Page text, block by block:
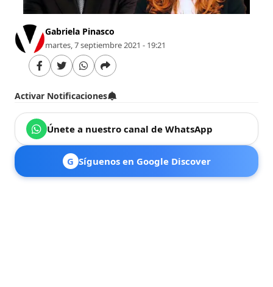
Gabriela Pinasco
martes, 7 septiembre 2021 - 19:21
Activar Notificaciones
Únete a nuestro canal de WhatsApp
G Síguenos en Google Discover